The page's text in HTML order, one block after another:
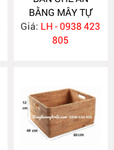
BẰNG MÂY TỰ
NHIÊN MA780
Giá: LH - 0938 423
805